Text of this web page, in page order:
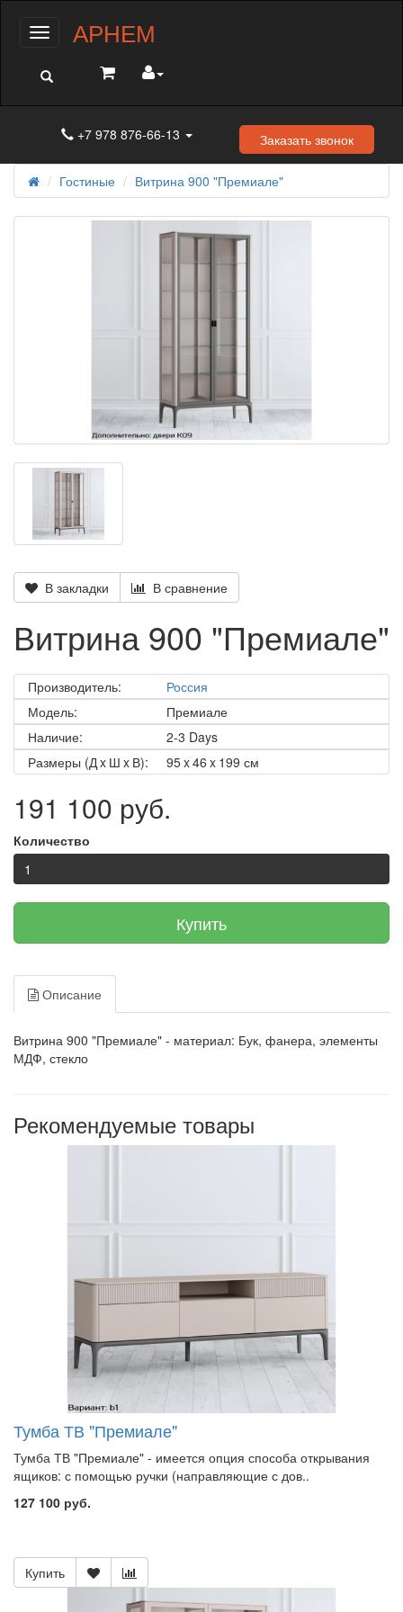
МенюАРНЕМ
+7 978 876-66-13 Заказать звонок
Гостиные Витрина 900 "Премиале"
В закладки В сравнение
Витрина 900 "Премиале"
Производитель:
Россия
Модель:
Премиале
Наличие:
2-3 Days
Размеры (Д x Ш x В):
95 x 46 x 199 см
191 100 руб.
Количество
Купить
Описание
Витрина 900 "Премиале" - материал: Бук, фанера, элементы
МДФ, стекло
Рекомендуемые товары
Тумба ТВ "Премиале"
Тумба ТВ "Премиале" - имеется опция способа открывания
ящиков: с помощью ручки (направляющие с дов..
127 100 руб.
Купить